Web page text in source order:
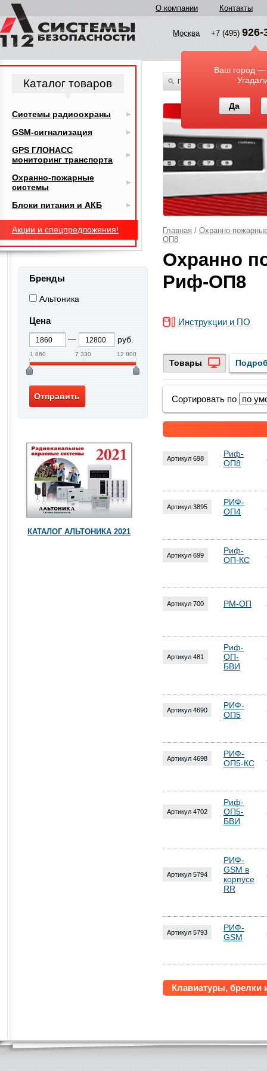
О компании Контакты
Москва +7 (495) 926-
Ваш город —
Да
По всему каталогу
Главная / Охранно-
ОП8
Охранно
Риф-ОП8
Инструкции и ПО
Товары
Сортировать по
Артикул 698
Риф-
ОП8
Артикул 3895
РИФ-
ОП4
Артикул 699
Риф-
ОП-КС
Артикул 700 РМ-ОП
Артикул 481
Риф-
ОП-
БВИ
Артикул 4690
РИФ-
ОП5
Артикул 4698
РИФ-
ОП5-КС
Артикул 4702
Риф-
ОП5-
БВИ
Артикул 5794
РИФ-
GSM в
корпусе
RR
Артикул 5793
РИФ-
GSM
Клавиатуры, брелки
Каталог товаров
Системы радиоохраны
GSM-сигнализация
GPS ГЛОНАСС
мониторинг транспорта
Охранно-пожарные
системы
Блоки питания и АКБ
Акции и спецпредложения!
Бренды
Альтоника
Цена
руб.
1 860 7 330 12 800
КАТАЛОГ АЛЬТОНИКА 2021